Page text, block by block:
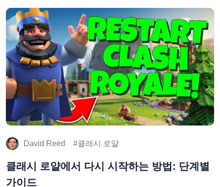
David Reed 클래시 로얄
클래시 로얄에서 다시 시작하는 방법: 단계별
가이드